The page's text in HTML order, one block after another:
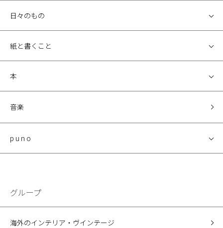
日々のもの
紙と書くこと
本
音楽
p u n o
グループ
海外のインテリア・ヴインテージ